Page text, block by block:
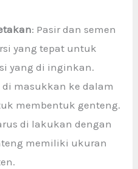
: Pasir dan semen
yang tepat untuk
yang di inginkan.
masukkan ke dalam
membentuk genteng.
di lakukan dengan
memiliki ukuran